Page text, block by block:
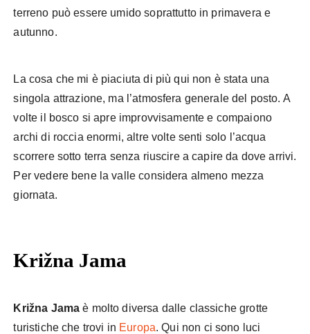
terreno può essere umido soprattutto in primavera e
autunno.
La cosa che mi è piaciuta di più qui non è stata una
singola attrazione, ma l’atmosfera generale del posto. A
volte il bosco si apre improvvisamente e compaiono
archi di roccia enormi, altre volte senti solo l’acqua
scorrere sotto terra senza riuscire a capire da dove arrivi.
Per vedere bene la valle considera almeno mezza
giornata.
Križna Jama
Križna Jama è molto diversa dalle classiche grotte
turistiche che trovi in Europa. Qui non ci sono luci